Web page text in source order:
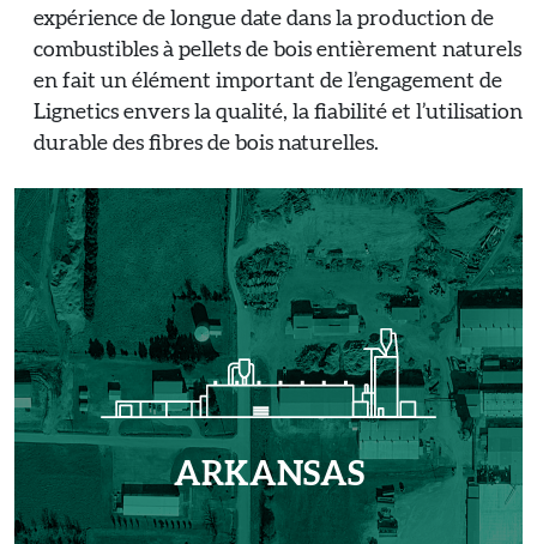
expérience de longue date dans la production de
combustibles à pellets de bois entièrement naturels
en fait un élément important de l’engagement de
Lignetics envers la qualité, la fiabilité et l’utilisation
durable des fibres de bois naturelles.
ARKANSAS